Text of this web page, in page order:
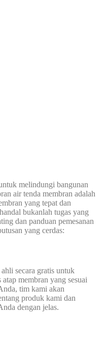
melindungi bangunan
air tenda membran adalah
yang tepat dan
bukanlah tugas yang
dan panduan pemesanan
yang cerdas:
secara gratis untuk
membran yang sesuai
tim kami akan
produk kami dan
dengan jelas.